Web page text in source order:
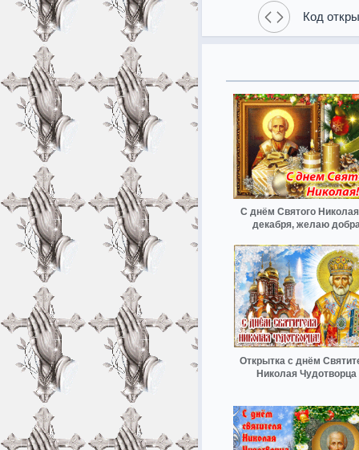
Код
С днём Святого
декабря, желаю
Открытка с днём
Николая Чудотворца